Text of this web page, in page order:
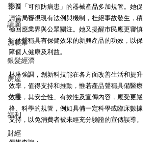
聲明
請願
漁農業
銀髮經濟
房屋
交通
福利
財經
涉及「可預防病患」的器械產品多加規管。她促
請當局審視現有法例與機制，杜絕事故發生，積
極回應業界與公眾關注。她又提醒市民應更審慎
評估聲稱具有保健效果的新興產品的功效，以保
障個人健康及利益。
林琳強調，創新科技能在各方面改善生活和提升
效率，值得支持和推動，惟若產品聲稱具備醫療
效果，其安全性、有效性及宣傳內容，應受更嚴
格、科學的規管，例如具備一定科學或臨床數據
支持，以免消費者被未經充分驗證的宣傳誤導。